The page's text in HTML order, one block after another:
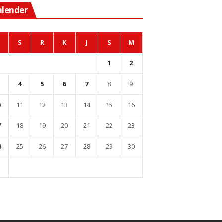
S R K J S M
1 2
4 5 6 7 8 9
11 12 13 14 15 16
18 19 20 21 22 23
25 26 27 28 29 30